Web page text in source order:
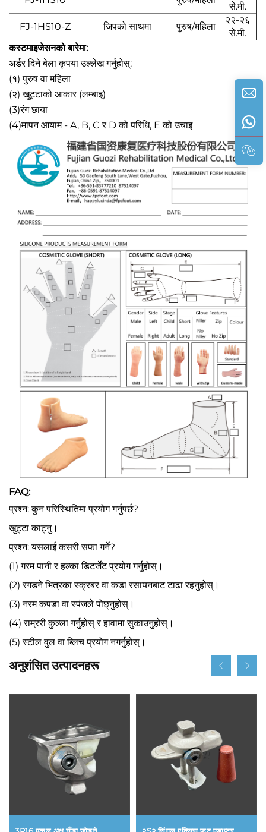
से.मी.
FJ-1HS10-Z
जिपको साथमा पुरुष/महिला
२२-२६
से.मी.
कस्टमाइजेसनको बारेमा:
अर्डर दिने बेला कृपया उल्लेख गर्नुहोस्:
(१) पुरुष वा महिला
(२) खुट्टाको आकार (लम्बाइ)
(3)रंग छाया
(4)मापन आयाम - A, B, C र D को परिधि, E को उचाइ
FAQ:
प्रश्न: कुन परिस्थितिमा प्रयोग गर्नुपर्छ?
खुट्टा काट्नु।
प्रश्न: यसलाई कसरी सफा गर्ने?
(1) गरम पानी र हल्का डिटर्जेंट प्रयोग गर्नुहोस्।
(2) रगडने भित्रका स्क्रबर वा कडा रसायनबाट टाढा रहनुहोस्।
(3) नरम कपडा वा स्पंजले पोछ्नुहोस्।
(4) राम्ररी कुल्ला गर्नुहोस् र हावामा सुकाउनुहोस्।
(5) स्टील वुल वा ब्लिच प्रयोग नगर्नुहोस्।
अनुशंसित उत्पादनहरू